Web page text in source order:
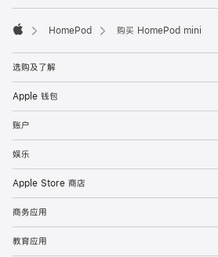
HomePod 购买 HomePod mini
选购及了解
Apple 钱包
账户
娱乐
Apple Store 商店
商务应用
教育应用